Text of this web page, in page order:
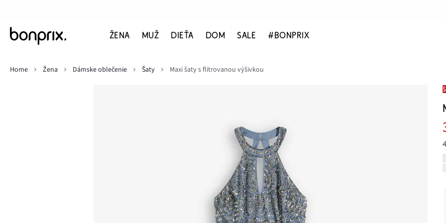
ŽENA MUŽ DIEŤA DOM SALE #BONPRIX
Home Žena Dámske oblečenie Šaty Maxi šaty s flitrovanou výšivkou